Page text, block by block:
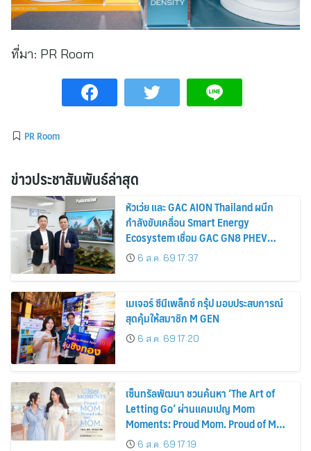
ที่มา: PR Room
PR Room
ข่าวประชาสัมพันธ์ล่าสุด
หัวเว่ย และ GAC AION Thailand ผนึก
กำลังขับเคลื่อน Smart Energy
Ecosystem เชื่อม GAC GN8 PHEV
รถยนต์ MPV ระดับพรีเมียม เข้ากับ
พลังงานแสงอาทิตย์ภายในบ้าน
6 ส.ค. 69 17:37
เมเจอร์ ซีนีเพล็กซ์ กรุ้ป มอบประสบการณ์
สุดคุ้มให้สมาชิก M GEN
6 ส.ค. 69 17:20
เซ็นทรัลพัฒนา ชวนค้นหา ‘The Art of
Letting Go’ ผ่านแคมเปญ Mom
Moments: Proud Mom. Proud of My
Mom.6 ส.ค. 69 17:19